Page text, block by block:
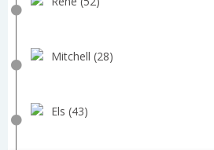
Mitchell (28)
Els (43)